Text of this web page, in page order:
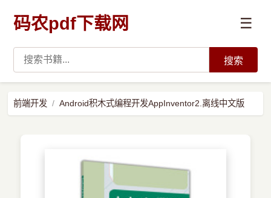
码农pdf下载网 ☰
搜索
前端开发 Android积木式编程开发AppInventor2.离线中文版